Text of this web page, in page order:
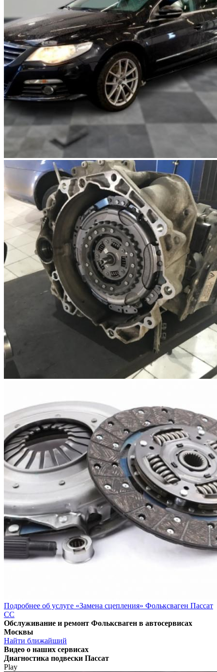
Подробнее об услуге «Замена сцепления» Фольксваген Пассат
СС
Обслуживание и ремонт Фольксваген в автосервисах
Москвы
Найти ближайший
Видео о наших сервисах
Диагностика подвески Пассат
Play